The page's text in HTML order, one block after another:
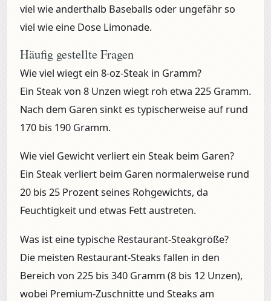
viel wie anderthalb Baseballs oder ungefähr so
viel wie eine Dose Limonade.
Häufig gestellte Fragen
Wie viel wiegt ein 8-oz-Steak in Gramm?
Ein Steak von 8 Unzen wiegt roh etwa 225 Gramm.
Nach dem Garen sinkt es typischerweise auf rund
170 bis 190 Gramm.
Wie viel Gewicht verliert ein Steak beim Garen?
Ein Steak verliert beim Garen normalerweise rund
20 bis 25 Prozent seines Rohgewichts, da
Feuchtigkeit und etwas Fett austreten.
Was ist eine typische Restaurant-Steakgröße?
Die meisten Restaurant-Steaks fallen in den
Bereich von 225 bis 340 Gramm (8 bis 12 Unzen),
wobei Premium-Zuschnitte und Steaks am